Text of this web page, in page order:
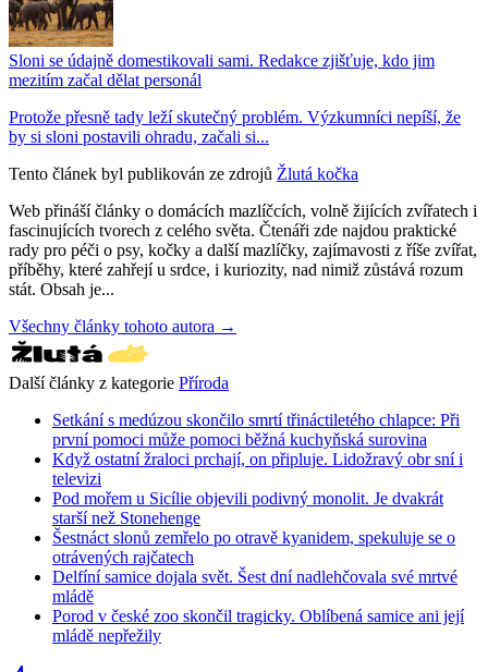
Sloni se údajně domestikovali sami. Redakce zjišťuje, kdo jim
mezitím začal dělat personál
Protože přesně tady leží skutečný problém. Výzkumníci nepíší, že
by si sloni postavili ohradu, začali si...
Tento článek byl publikován ze zdrojů Žlutá kočka
Web přináší články o domácích mazlíčcích, volně žijících zvířatech i
fascinujících tvorech z celého světa. Čtenáři zde najdou praktické
rady pro péči o psy, kočky a další mazlíčky, zajímavosti z říše zvířat,
příběhy, které zahřejí u srdce, i kuriozity, nad nimiž zůstává rozum
stát. Obsah je...
Všechny články tohoto autora →
Další články z kategorie Příroda
Setkání s medúzou skončilo smrtí třináctiletého chlapce: Při
první pomoci může pomoci běžná kuchyňská surovina
Když ostatní žraloci prchají, on připluje. Lidožravý obr sní i
televizi
Pod mořem u Sicílie objevili podivný monolit. Je dvakrát
starší než Stonehenge
Šestnáct slonů zemřelo po otravě kyanidem, spekuluje se o
otrávených rajčatech
Delfíní samice dojala svět. Šest dní nadlehčovala své mrtvé
mládě
Porod v české zoo skončil tragicky. Oblíbená samice ani její
mládě nepřežily